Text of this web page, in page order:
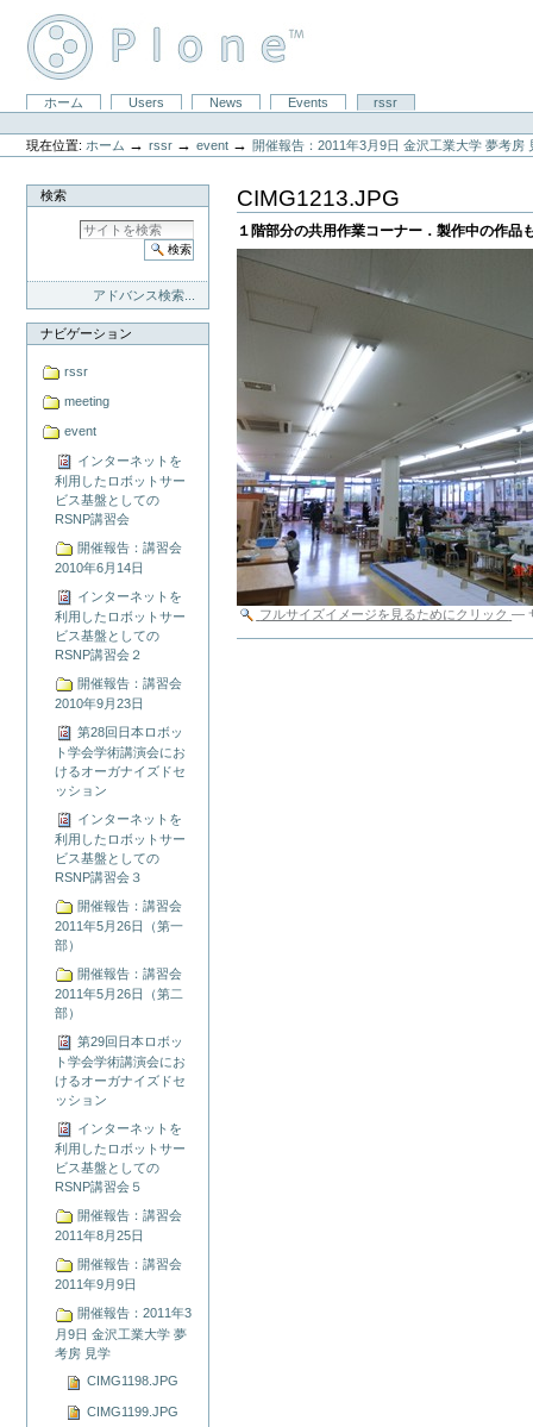
|
シ
ョ
ホーム Users News Events
rssr
ー
ソ
現在位置: ホーム →rssr →event →開催報告：2011年3月9日 金沢工業大学 夢考房
検索
アドバンス検索...
ナビゲーション
rssr
meeting
event
インターネットを
利用したロボットサー
ビス基盤としての
RSNP講習会
開催報告：講習会
2010年6月14日
インターネットを
利用したロボットサー
ビス基盤としての
RSNP講習会２
開催報告：講習会
2010年9月23日
第28回日本ロボッ
ト学会学術講演会にお
けるオーガナイズドセ
ッション
インターネットを
利用したロボットサー
ビス基盤としての
RSNP講習会３
開催報告：講習会
2011年5月26日（第一
部）
開催報告：講習会
2011年5月26日（第二
部）
第29回日本ロボッ
ト学会学術講演会にお
けるオーガナイズドセ
ッション
インターネットを
利用したロボットサー
ビス基盤としての
RSNP講習会５
開催報告：講習会
2011年8月25日
開催報告：講習会
2011年9月9日
開催報告：2011年3
月9日 金沢工業大学 夢
考房 見学
CIMG1198.JPG
CIMG1199.JPG
CIMG1213.JPG
１階部分の共用作業コーナー．製作中の作
フルサイズイメージを見るためにクリック —